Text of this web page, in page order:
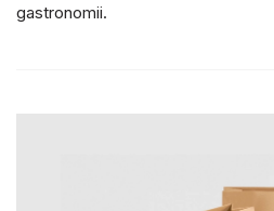
gastronomii.